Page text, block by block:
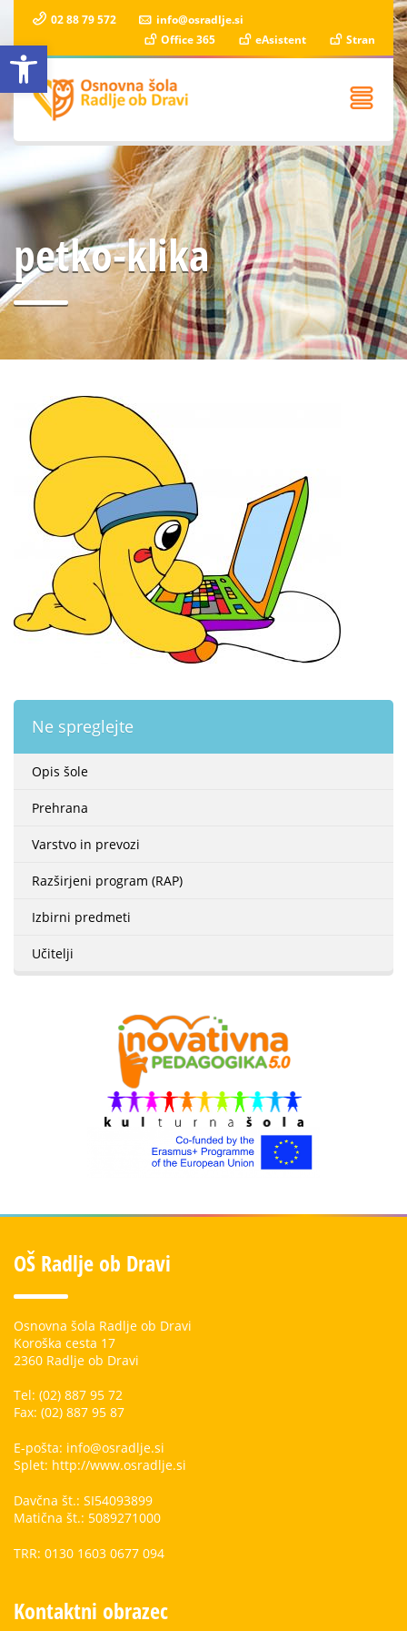
Open toolbar
02 88 79 572
info@osradlje.si
Office 365
eAsistent Stran
petko-klika
Ne spreglejte
Opis šole
Prehrana
Varstvo in prevozi
Razširjeni program (RAP)
Izbirni predmeti
Učitelji
OŠ Radlje ob Dravi
Osnovna šola Radlje ob Dravi
Koroška cesta 17
2360 Radlje ob Dravi
Tel: (02) 887 95 72
Fax: (02) 887 95 87
E-pošta: info@osradlje.si
Splet: http://www.osradlje.si
Davčna št.: SI54093899
Matična št.: 5089271000
TRR: 0130 1603 0677 094
Kontaktni obrazec